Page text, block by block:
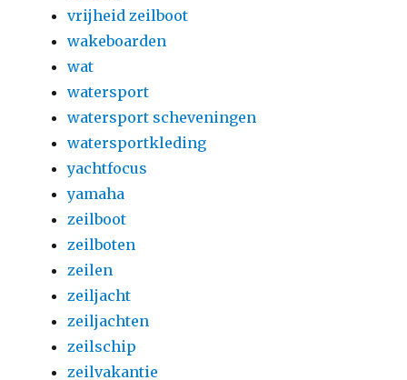
vrijheid zeilboot
wakeboarden
wat
watersport
watersport scheveningen
watersportkleding
yachtfocus
yamaha
zeilboot
zeilboten
zeilen
zeiljacht
zeiljachten
zeilschip
zeilvakantie